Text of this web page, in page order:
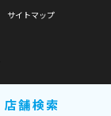
店舗検索
サイトマップ